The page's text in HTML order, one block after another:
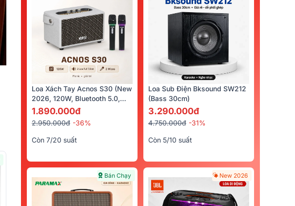
Loa Xách Tay Acnos S30 (New
2026, 120W, Bluetooth 5.0,
Kèm 2 Tay Micro)
1.890.000đ
2.950.000đ -36%
Còn 7/20 suất
Loa Sub Điện Bksound SW212
(bass 30cm)
3.290.000đ
4.750.000đ -31%
Còn 5/10 suất
Bán Chạy New 2026